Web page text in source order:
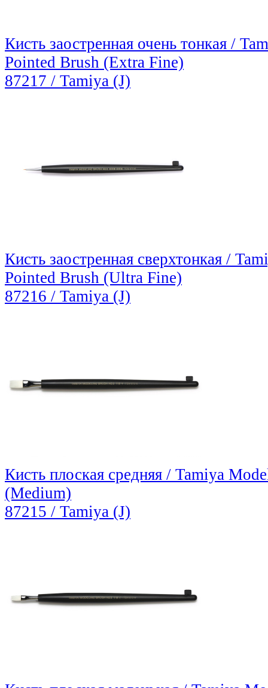
Кисть заостренная очень тонкая /
Pointed Brush (Extra Fine)
87217 / Tamiya (J)
Кисть заостренная сверхтонкая /
Pointed Brush (Ultra Fine)
87216 / Tamiya (J)
Кисть плоская средняя / Tamiya
(Medium)
87215 / Tamiya (J)